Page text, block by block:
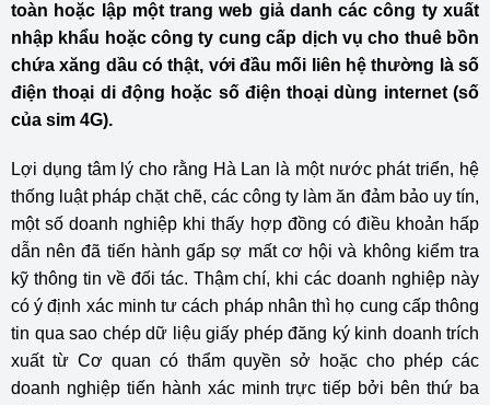
toàn hoặc lập một trang web giả danh các công ty xuất
nhập khẩu hoặc công ty cung cấp dịch vụ cho thuê bồn
chứa xăng dầu có thật, với đầu mối liên hệ thường là số
điện thoại di động hoặc số điện thoại dùng internet (số
của sim 4G).
Lợi dụng tâm lý cho rằng Hà Lan là một nước phát triển, hệ
thống luật pháp chặt chẽ, các công ty làm ăn đảm bảo uy tín,
một số doanh nghiệp khi thấy hợp đồng có điều khoản hấp
dẫn nên đã tiến hành gấp sợ mất cơ hội và không kiểm tra
kỹ thông tin về đối tác. Thậm chí, khi các doanh nghiệp này
có ý định xác minh tư cách pháp nhân thì họ cung cấp thông
tin qua sao chép dữ liệu giấy phép đăng ký kinh doanh trích
xuất từ Cơ quan có thẩm quyền sở hoặc cho phép các
doanh nghiệp tiến hành xác minh trực tiếp bởi bên thứ ba